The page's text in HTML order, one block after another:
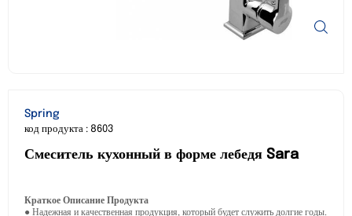
Spring
код продукта : 8603
Смеситель кухонный в форме лебедя Sara
Краткое Описание Продукта
● Надежная и качественная продукция, который будет служить долгие годы.